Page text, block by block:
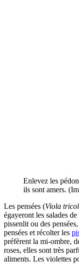
Enlevez les
ils sont amers.
Les pensées (Viola
égayeront les salades
pissenlit ou des
pensées et récolter les
préfèrent la mi-ombre,
roses, elles sont très
aliments. Les violettes